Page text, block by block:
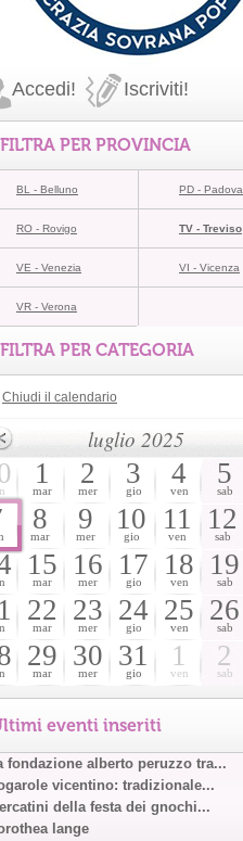
Accedi! Iscriviti!
FILTRA PER PROVINCIA
BL - Belluno PD - Padova
RO - Rovigo TV - Treviso
VE - Venezia VI - Vicenza
VR - Verona
FILTRA PER CATEGORIA
Chiudi il calendario
luglio 2025
1
mar
2
mer
3
gio
4
ven
5
sab
8
mar
9
mer
10
gio
11
ven
12
sab
15
mar
16
mer
17
gio
18
ven
19
sab
22
mar
23
mer
24
gio
25
ven
26
sab
29
mar
30
mer
31
gio
1
ven
2
sab
eventi inseriti
fondazione alberto peruzzo tra...
vicentino: tradizionale...
della festa dei gnochi...
lange